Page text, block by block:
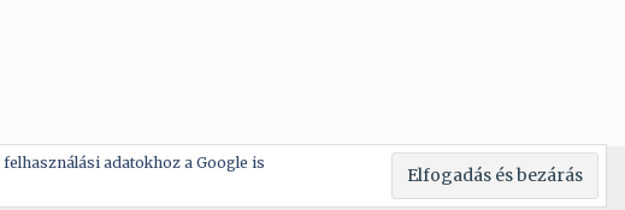
adatokhoz a Google is